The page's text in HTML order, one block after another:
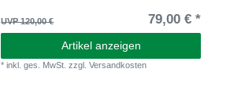
UVP 120,00 € 79,00 € *
Artikel anzeigen
*inkl. ges. MwSt. zzgl.Versandkosten